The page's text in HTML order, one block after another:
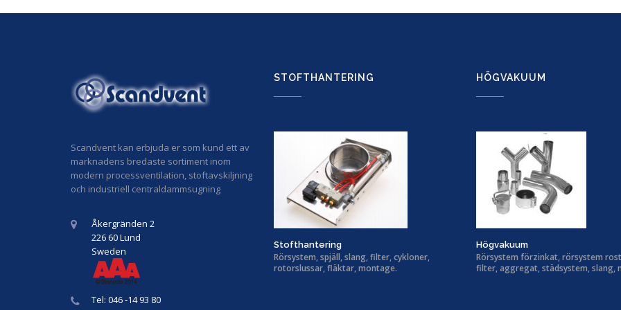
Scandvent kan erbjuda er som kund ett av
marknadens bredaste sortiment inom
modern processventilation, stoftavskiljning
och industriell centraldammsugning
Åkergränden 2
226 60 Lund
Sweden
Tel: 046 -14 93 80
STOFTHANTERING
Stofthantering
Rörsystem, spjäll, slang, filter, cykloner,
rotorslussar, fläktar, montage.
HÖGVAKUUM
Högvakuum
Rörsystem förzinkat, rörsystem
filter, aggregat, städsystem, slang,